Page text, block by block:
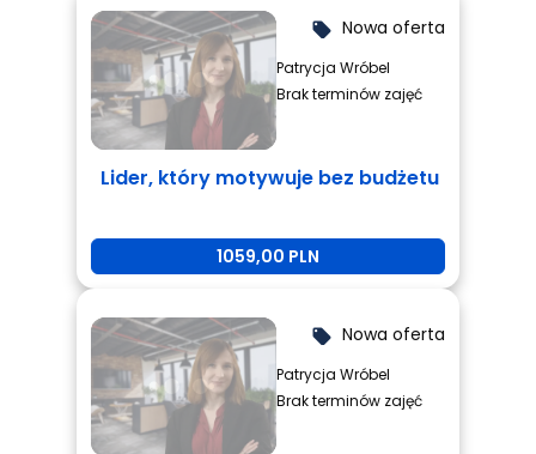
local_offer Nowa oferta
Patrycja Wróbel
Brak terminów zajęć
Lider, który motywuje bez budżetu
1059,00 PLN
local_offer Nowa oferta
Patrycja Wróbel
Brak terminów zajęć